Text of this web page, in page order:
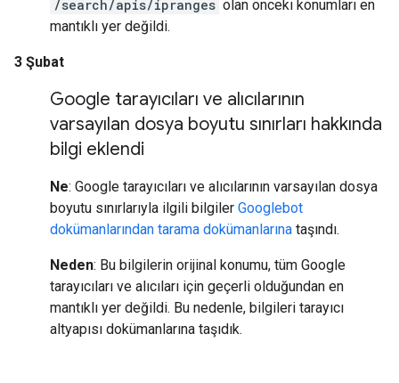
/search/apis/ipranges olan önceki konumları en
mantıklı yer değildi.
3 Şubat
Google tarayıcıları ve alıcılarının
varsayılan dosya boyutu sınırları hakkında
bilgi eklendi
Ne: Google tarayıcıları ve alıcılarının varsayılan dosya
boyutu sınırlarıyla ilgili bilgiler Googlebot
dokümanlarından tarama dokümanlarına taşındı.
Neden: Bu bilgilerin orijinal konumu, tüm Google
tarayıcıları ve alıcıları için geçerli olduğundan en
mantıklı yer değildi. Bu nedenle, bilgileri tarayıcı
altyapısı dokümanlarına taşıdık.